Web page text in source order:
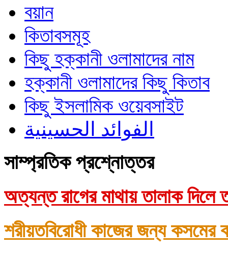
বয়ান
কিতাবসমূহ
কিছু হক্কানী ওলামাদের নাম
হক্কানী ওলামাদের কিছু কিতাব
কিছু ইসলামিক ওয়েবসাইট
الفوائد الحسينية
সাম্প্রতিক প্রশ্নোত্তর
অত্যন্ত রাগের মাথায় তালাক দিলে
শরীয়তবিরোধী কাজের জন্য কসমের